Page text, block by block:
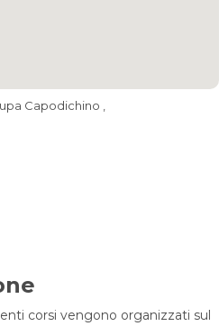
Capodichino ,
corsi vengono organizzati sul